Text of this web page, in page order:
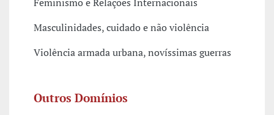
Masculinidades, cuidado e não violência
Violência armada urbana, novíssimas guerras
Outros Domínios